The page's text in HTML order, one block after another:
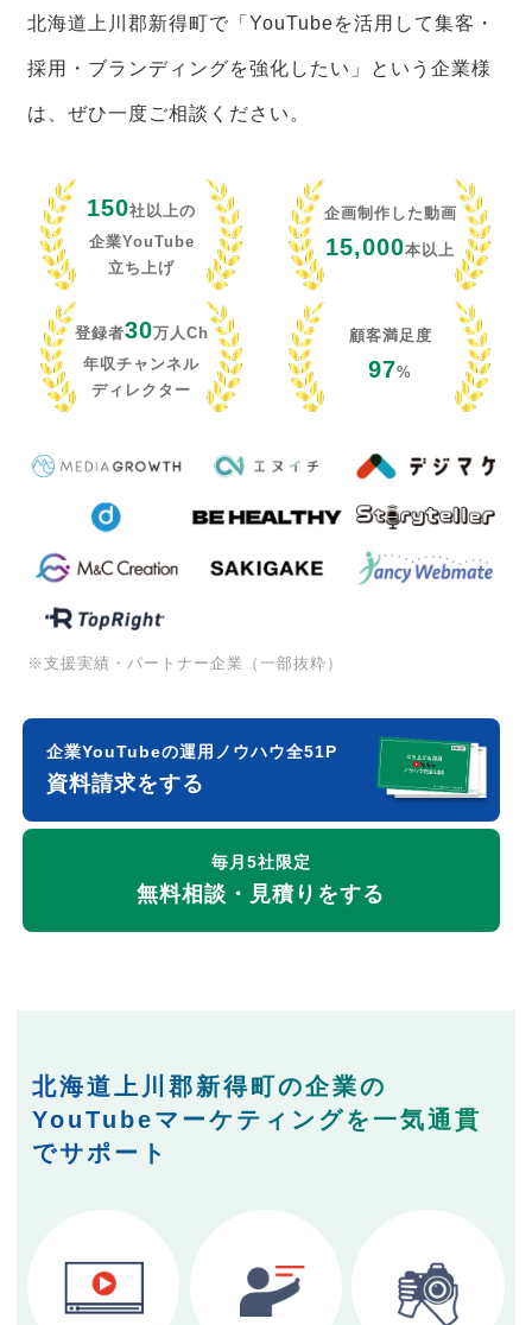
北海道上川郡新得町で「YouTubeを活用して集客・
採用・ブランディングを強化したい」という企業様
は、ぜひ一度ご相談ください。
150社以上の
企業YouTube
立ち上げ
企画制作した動画
15,000本以上
登録者30万人Ch
年収チャンネル
ディレクター
顧客満足度
97%
※支援実績・パートナー企業（一部抜粋）
企業YouTubeの運用ノウハウ全51P
資料請求をする
毎月5社限定
無料相談・見積りをする
北海道上川郡新得町の企業の
YouTubeマーケティングを一気通貫
でサポート